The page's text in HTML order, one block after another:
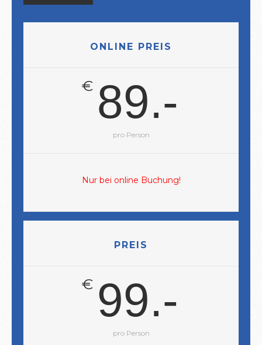
ONLINE PREIS
€ 89.-
pro Person
Nur bei online Buchung!
PREIS
€ 99.-
pro Person